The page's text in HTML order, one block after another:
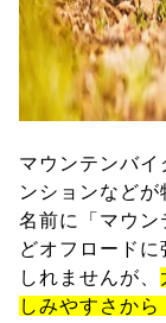
マウンテンバ
ンションなどが
名前に「マウン
どオフロード
しれませんが、
しみやすさか